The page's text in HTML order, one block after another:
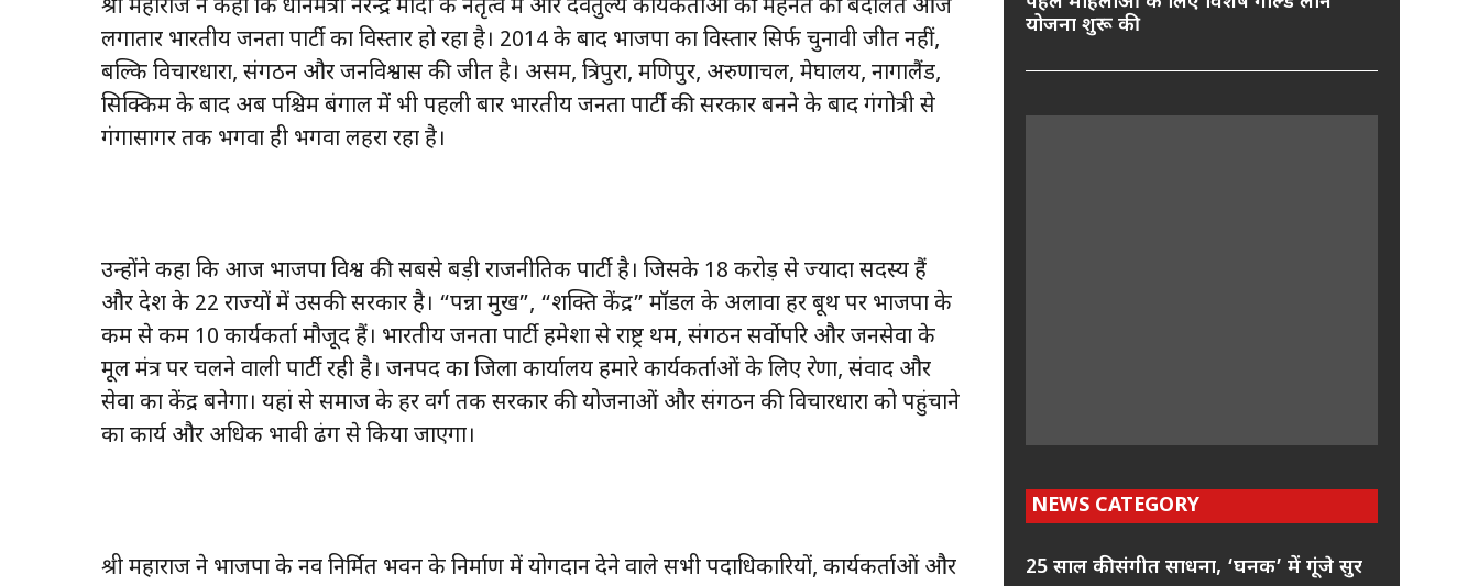
श्री महाराज ने कहा कि प्रधानमंत्री नरेन्द्र मोदी के नेतृत्व में और देवतुल्य कार्यकर्ताओं की मेहनत की बदौलत आज
लगातार भारतीय जनता पार्टी का विस्तार हो रहा है। 2014 के बाद भाजपा का विस्तार सिर्फ चुनावी जीत नहीं,
बल्कि विचारधारा, संगठन और जनविश्वास की जीत है। असम, त्रिपुरा, मणिपुर, अरुणाचल, मेघालय, नागालैंड,
सिक्किम के बाद अब पश्चिम बंगाल में भी पहली बार भारतीय जनता पार्टी की सरकार बनने के बाद गंगोत्री से
गंगासागर तक भगवा ही भगवा लहरा रहा है।
उन्होंने कहा कि आज भाजपा विश्व की सबसे बड़ी राजनीतिक पार्टी है। जिसके 18 करोड़ से ज्यादा सदस्य हैं
और देश के 22 राज्यों में उसकी सरकार है। “पन्ना प्रमुख”, “शक्ति केंद्र” मॉडल के अलावा हर बूथ पर भाजपा के
कम से कम 10 कार्यकर्ता मौजूद हैं। भारतीय जनता पार्टी हमेशा से राष्ट्र प्रथम, संगठन सर्वोपरि और जनसेवा के
मूल मंत्र पर चलने वाली पार्टी रही है। जनपद का जिला कार्यालय हमारे कार्यकर्ताओं के लिए प्रेरणा, संवाद और
सेवा का केंद्र बनेगा। यहां से समाज के हर वर्ग तक सरकार की योजनाओं और संगठन की विचारधारा को पहुंचाने
का कार्य और अधिक प्रभावी ढंग से किया जाएगा।
श्री महाराज ने भाजपा के नव निर्मित भवन के निर्माण में योगदान देने वाले सभी पदाधिकारियों, कार्यकर्ताओं और
योजना शुरू की
NEWS CATEGORY
25 साल की संगीत साधना, ‘घनक’ में गूंजे सुर